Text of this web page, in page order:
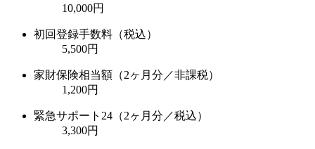
10,000円
初回登録手数料（税込）
5,500円
家財保険相当額（2ヶ月分／非課税）
1,200円
緊急サポート24（2ヶ月分／税込）
3,300円